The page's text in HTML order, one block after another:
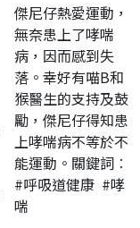
傑尼仔熱愛運動，
無奈患上了哮喘
病，因而感到失
落。幸好有喵B和
猴醫生的支持及鼓
勵，傑尼仔得知患
上哮喘病不等於不
能運動。關鍵詞︰
#呼吸道健康 #哮
喘